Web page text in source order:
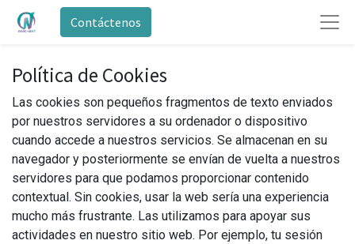
Contáctenos
Política de Cookies
Las cookies son pequeños fragmentos de texto enviados
por nuestros servidores a su ordenador o dispositivo
cuando accede a nuestros servicios. Se almacenan en su
navegador y posteriormente se envían de vuelta a nuestros
servidores para que podamos proporcionar contenido
contextual. Sin cookies, usar la web sería una experiencia
mucho más frustrante. Las utilizamos para apoyar sus
actividades en nuestro sitio web. Por ejemplo, tu sesión